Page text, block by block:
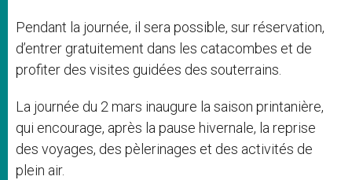
Pendant la journée, il sera possible, sur réservation,
d’entrer gratuitement dans les catacombes et de
profiter des visites guidées des souterrains.
La journée du 2 mars inaugure la saison printanière,
qui encourage, après la pause hivernale, la reprise
des voyages, des pèlerinages et des activités de
plein air.